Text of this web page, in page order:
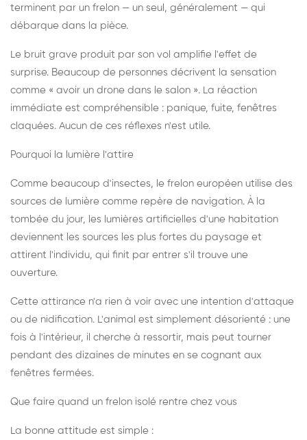
terminent par un frelon — un seul, généralement — qui
débarque dans la pièce.
Le bruit grave produit par son vol amplifie l'effet de
surprise. Beaucoup de personnes décrivent la sensation
comme « avoir un drone dans le salon ». La réaction
immédiate est compréhensible : panique, fuite, fenêtres
claquées. Aucun de ces réflexes n'est utile.
Pourquoi la lumière l'attire
Comme beaucoup d'insectes, le frelon européen utilise des
sources de lumière comme repère de navigation. À la
tombée du jour, les lumières artificielles d'une habitation
deviennent les sources les plus fortes du paysage et
attirent l'individu, qui finit par entrer s'il trouve une
ouverture.
Cette attirance n'a rien à voir avec une intention d'attaque
ou de nidification. L'animal est simplement désorienté : une
fois à l'intérieur, il cherche à ressortir, mais peut tourner
pendant des dizaines de minutes en se cognant aux
fenêtres fermées.
Que faire quand un frelon isolé rentre chez vous
La bonne attitude est simple :